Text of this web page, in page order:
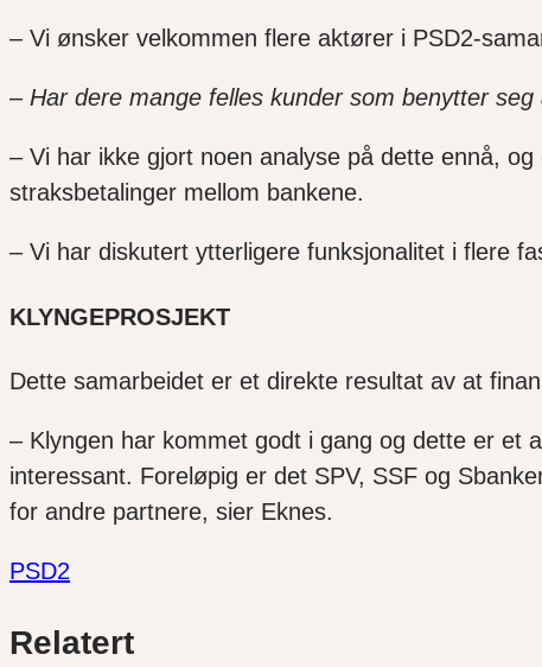
– Vi ønsker velkommen flere aktører i PSD2-
– Har dere mange felles kunder som benytter
– Vi har ikke gjort noen analyse på dette ennå,
straksbetalinger mellom bankene.
– Vi har diskutert ytterligere funksjonalitet i flere
KLYNGEPROSJEKT
Dette samarbeidet er et direkte resultat av at
– Klyngen har kommet godt i gang og dette er et
interessant. Foreløpig er det SPV, SSF og
for andre partnere, sier Eknes.
PSD2
link
på
på
Relatert